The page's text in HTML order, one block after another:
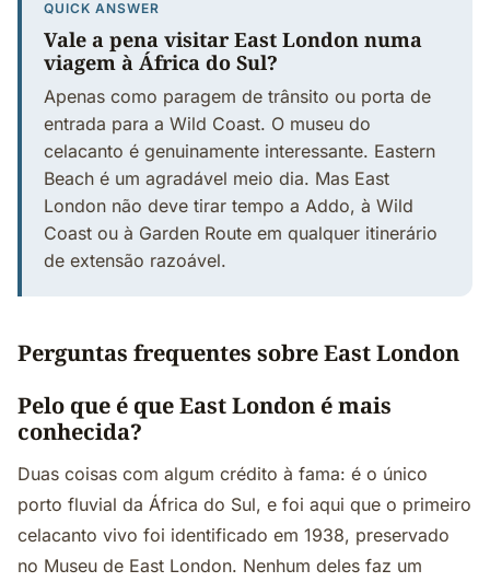
QUICK ANSWER
Vale a pena visitar East London numa
viagem à África do Sul?
Apenas como paragem de trânsito ou porta de
entrada para a Wild Coast. O museu do
celacanto é genuinamente interessante. Eastern
Beach é um agradável meio dia. Mas East
London não deve tirar tempo a Addo, à Wild
Coast ou à Garden Route em qualquer itinerário
de extensão razoável.
Perguntas frequentes sobre East London
Pelo que é que East London é mais
conhecida?
Duas coisas com algum crédito à fama: é o único
porto fluvial da África do Sul, e foi aqui que o primeiro
celacanto vivo foi identificado em 1938, preservado
no Museu de East London. Nenhum deles faz um